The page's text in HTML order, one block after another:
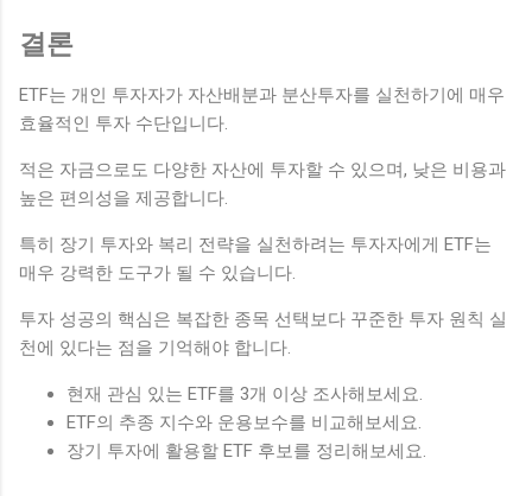
결론
ETF는 개인 투자자가 자산배분과 분산투자를 실천하기에 매우
효율적인 투자 수단입니다.
적은 자금으로도 다양한 자산에 투자할 수 있으며, 낮은 비용과
높은 편의성을 제공합니다.
특히 장기 투자와 복리 전략을 실천하려는 투자자에게 ETF는
매우 강력한 도구가 될 수 있습니다.
투자 성공의 핵심은 복잡한 종목 선택보다 꾸준한 투자 원칙 실
천에 있다는 점을 기억해야 합니다.
현재 관심 있는 ETF를 3개 이상 조사해보세요.
ETF의 추종 지수와 운용보수를 비교해보세요.
장기 투자에 활용할 ETF 후보를 정리해보세요.